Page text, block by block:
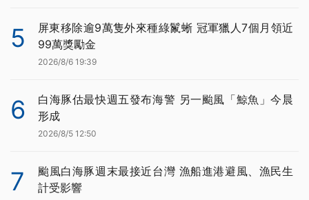
5
屏東移除逾9萬隻外來種綠鬣蜥 冠軍獵人7個月領近
99萬獎勵金
2026/8/6 19:39
6
白海豚估最快週五發布海警 另一颱風「鯨魚」今晨
形成
2026/8/5 12:50
7
颱風白海豚週末最接近台灣 漁船進港避風、漁民生
計受影響